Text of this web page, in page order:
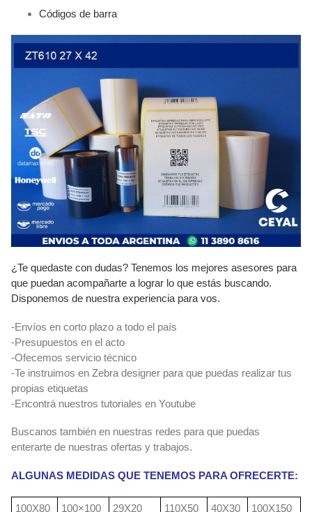
Códigos de barra
¿Te quedaste con dudas? Tenemos los mejores asesores para
que puedan acompañarte a lograr lo que estás buscando.
Disponemos de nuestra experiencia para vos.
-Envíos en corto plazo a todo el país
-Presupuestos en el acto
-Ofecemos servicio técnico
-Te instruimos en Zebra designer para que puedas realizar tus
propias etiquetas
-Encontrá nuestros tutoriales en Youtube
Buscanos también en nuestras redes para que puedas
enterarte de nuestras ofertas y trabajos.
ALGUNAS MEDIDAS QUE TENEMOS PARA OFRECERTE:
100X80 100×100 29X20 110X50 40X30 100X150